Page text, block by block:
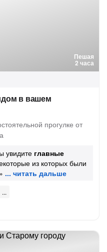
Пешая
2 часа
в вашем
прогулке от
увидите главные
из которых были